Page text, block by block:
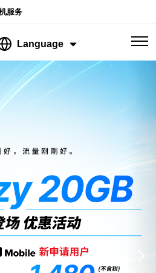
服务
Language